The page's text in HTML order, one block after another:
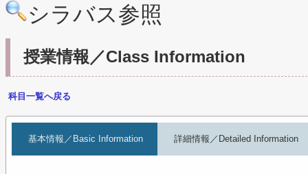
シラバス参照
授業情報／Class Information
科目一覧へ戻る
基本情報／Basic Information 詳細情報／Detailed Information